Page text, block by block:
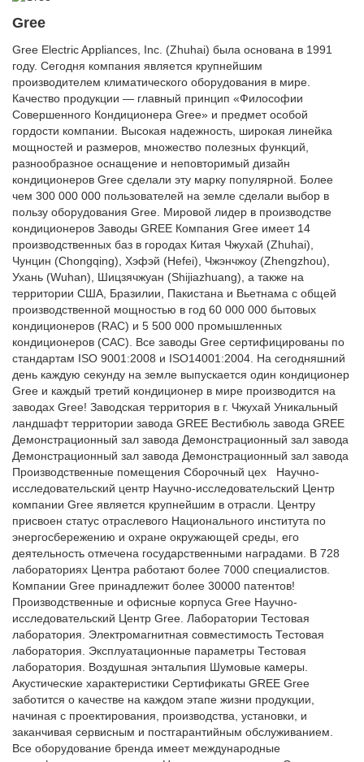
Gree
Gree Electric Appliances, Inc. (Zhuhai) была основана в 1991
году. Сегодня компания является крупнейшим
производителем климатического оборудования в мире.
Качество продукции — главный принцип «Философии
Совершенного Кондиционера Gree» и предмет особой
гордости компании. Высокая надежность, широкая линейка
мощностей и размеров, множество полезных функций,
разнообразное оснащение и неповторимый дизайн
кондиционеров Gree сделали эту марку популярной. Более
чем 300 000 000 пользователей на земле сделали выбор в
пользу оборудования Gree. Мировой лидер в производстве
кондиционеров Заводы GREE Компания Gree имеет 14
производственных баз в городах Китая Чжухай (Zhuhai),
Чунцин (Chongqing), Хэфэй (Hefei), Чжэнчжоу (Zhengzhou),
Ухань (Wuhan), Шицзячжуан (Shijiazhuang), а также на
территории США, Бразилии, Пакистана и Вьетнама с общей
производственной мощностью в год 60 000 000 бытовых
кондиционеров (RAC) и 5 500 000 промышленных
кондиционеров (САС). Все заводы Gree сертифицированы по
стандартам ISO 9001:2008 и ISO14001:2004. На сегодняшний
день каждую секунду на земле выпускается один кондиционер
Gree и каждый третий кондиционер в мире производится на
заводах Gree! Заводская территория в г. Чжухай Уникальный
ландшафт территории завода GREE Вестибюль завода GREE
Демонстрационный зал завода Демонстрационный зал завода
Демонстрационный зал завода Демонстрационный зал завода
Производственные помещения Сборочный цех Научно-
исследовательский центр Научно-исследовательский Центр
компании Gree является крупнейшим в отрасли. Центру
присвоен статус отраслевого Национального института по
энергосбережению и охране окружающей среды, его
деятельность отмечена государственными наградами. В 728
лабораториях Центра работают более 7000 специалистов.
Компании Gree принадлежит более 30000 патентов!
Производственные и офисные корпуса Gree Научно-
исследовательский Центр Gree. Лаборатории Тестовая
лаборатория. Электромагнитная совместимость Тестовая
лаборатория. Эксплуатационные параметры Тестовая
лаборатория. Воздушная энтальпия Шумовые камеры.
Акустические характеристики Сертификаты GREE Gree
заботится о качестве на каждом этапе жизни продукции,
начиная с проектирования, производства, установки, и
заканчивая сервисным и постгарантийным обслуживанием.
Все оборудование бренда имеет международные